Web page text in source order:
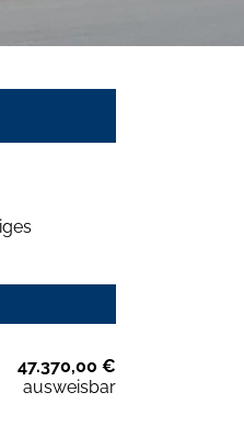
47.370,00 €
ausweisbar